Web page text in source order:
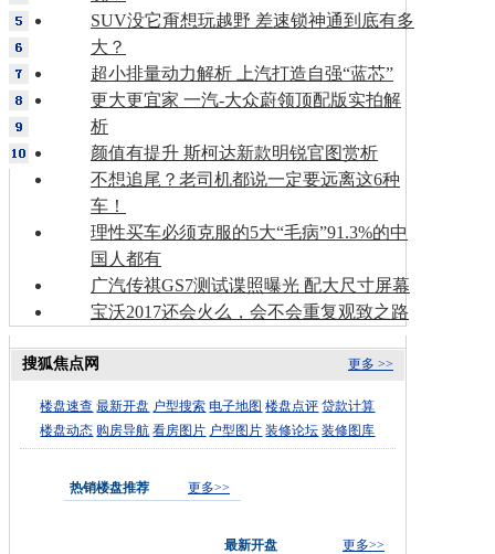
SUV没它甭想玩越野 差速锁神通到底有多
大？
超小排量动力解析 上汽打造自强“蓝芯”
更大更宜家 一汽-大众蔚领顶配版实拍解
析
颜值有提升 斯柯达新款明锐官图赏析
不想追尾？老司机都说一定要远离这6种
车！
理性买车必须克服的5大“毛病”91.3%的中
国人都有
广汽传祺GS7测试谍照曝光 配大尺寸屏幕
宝沃2017还会火么，会不会重复观致之路
更多 >>
搜狐焦点网
楼盘速查 最新开盘 户型搜索 电子地图 楼盘点评 贷款计算
楼盘动态 购房导航 看房图片 户型图片 装修论坛 装修图库
热销楼盘推荐 更多>>
最新开盘
更多>>